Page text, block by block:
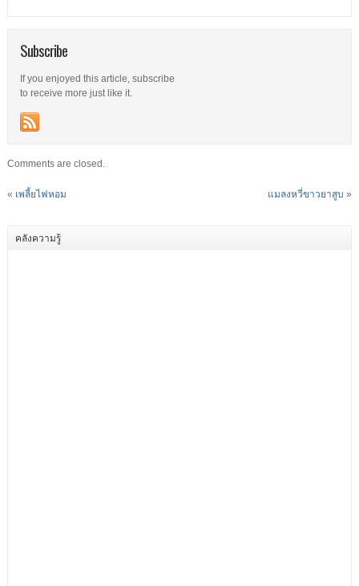
Subscribe
If you enjoyed this article, subscribe
to receive more just like it.
Comments are closed.
« เพลี้ยไฟหอม แมลงหวี่ขาวยาสูบ »
คลังความรู้